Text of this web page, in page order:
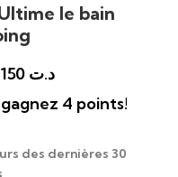
le bain
د.ت 84,150
4 points!
des dernières 30